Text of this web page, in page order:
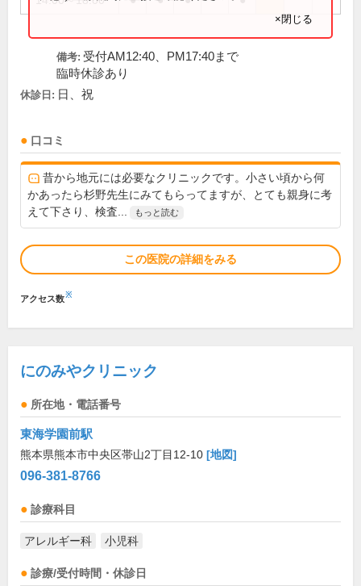
×閉じる
備考: 受付AM12:40、PM17:40まで
臨時休診あり
休診日: 日、祝
口コミ
昔から地元には必要なクリニックです。小さい頃から何
かあったら杉野先生にみてもらってますが、とても親身に考
えて下さり、検査...
もっと読む
この医院の詳細をみる
アクセス数※
にのみやクリニック
所在地・電話番号
東海学園前駅
熊本県熊本市中央区帯山2丁目12-10 [地図]
096-381-8766
診療科目
アレルギー科 小児科
診療/受付時間・休診日